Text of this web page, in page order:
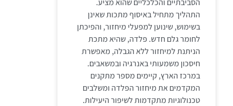
הסביבתיים והכלכליים שהוא מציע.
התהליך מתחיל באיסוף מתכות שאינן
בשימוש, שינוען למפעלי מיחזור, והפיכתן
לחומר גלם חדש. פלדה, שהיא מתכת
הניתנת למיחזור ללא הגבלה, מאפשרת
חיסכון משמעותי באנרגיה ובמשאבים.
במרכז הארץ, קיימים מספר מתקנים
המקדמים את מיחזור הפלדה ומשלבים
טכנולוגיות מתקדמות לשיפור היעילות.